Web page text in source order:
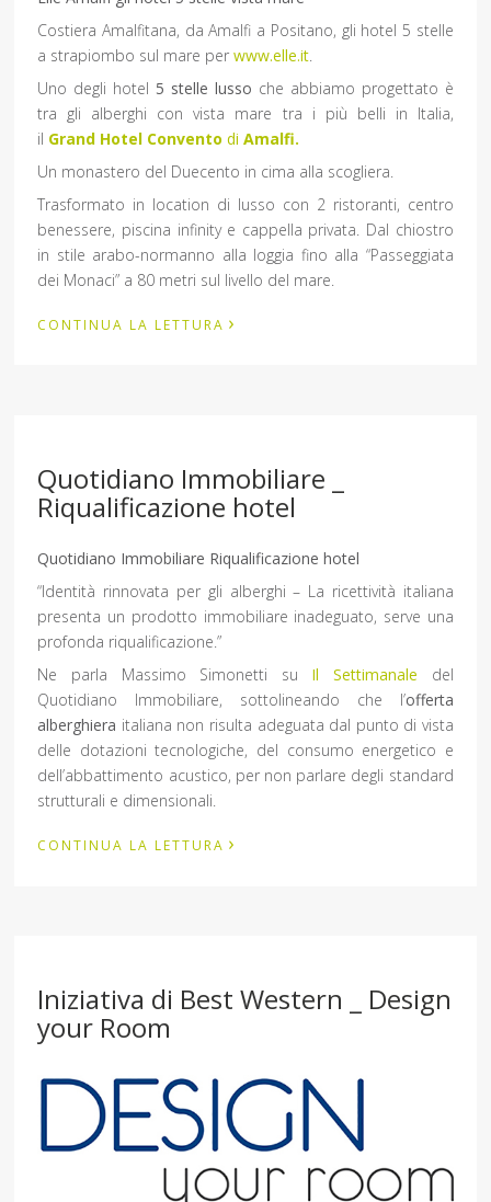
Costiera Amalfitana, da Amalfi a Positano, gli hotel 5 stelle
a strapiombo sul mare perwww.elle.it
Uno degli hotel 5 stelle lusso che abbiamo progettato è
tra gli alberghi con vista mare tra i più belli in Italia,
il Grand Hotel Conventodi Amalfi.
Un monastero del Duecento in cima alla scogliera.
Trasformato in location di lusso con 2 ristoranti, centro
benessere, piscina infinity e cappella privata. Dal chiostro
in stile arabo-normanno alla loggia fino alla “Passeggiata
dei Monaci” a 80 metri sul livello del mare.
CONTINUA LA LETTURA ›
Quotidiano Immobiliare _
Riqualificazione hotel
Quotidiano Immobiliare Riqualificazione hotel
“Identità rinnovata per gli alberghi – La ricettività italiana
presenta un prodotto immobiliare inadeguato, serve una
profonda riqualificazione.”
Ne parla Massimo Simonetti su Il Settimanale del
Quotidiano Immobiliare, sottolineando che l’offerta
alberghiera italiana non risulta adeguata dal punto di vista
delle dotazioni tecnologiche, del consumo energetico e
dell’abbattimento acustico, per non parlare degli standard
strutturali e dimensionali.
CONTINUA LA LETTURA ›
Iniziativa di Best Western _ Design
your Room